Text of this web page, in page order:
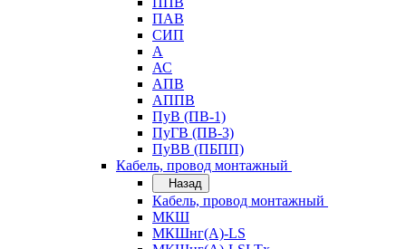
ПАВ
СИП
А
АС
АПВ
АППВ
ПуВ (ПВ-1)
ПуГВ (ПВ-3)
ПуВВ (ПБПП)
Кабель, провод монтажный
Назад
Кабель, провод монтажный
МКШ
МКШнг(А)-LS